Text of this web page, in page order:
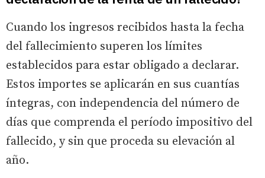
Cuando los ingresos recibidos hasta la fecha
del fallecimiento superen los límites
establecidos para estar obligado a declarar.
Estos importes se aplicarán en sus cuantías
íntegras, con independencia del número de
días que comprenda el período impositivo del
fallecido, y sin que proceda su elevación al
año.